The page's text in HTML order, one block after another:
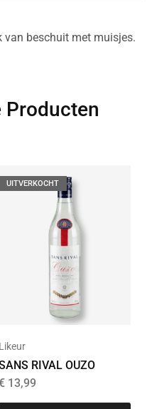
van beschuit met muisjes.
Producten
UITVERKOCHT
Likeur
RIVAL OUZO
13,99